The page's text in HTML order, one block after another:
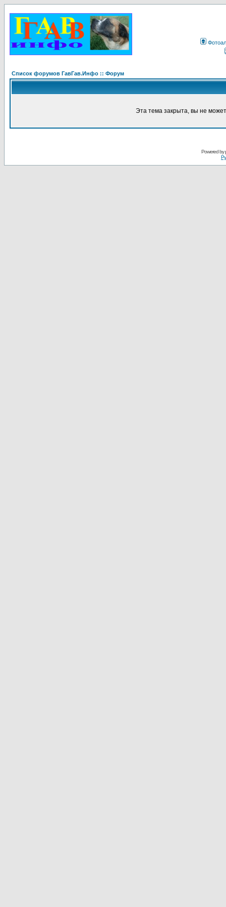
Список форумов ГавГав.Инфо :: Форум
Эта тема закрыта, вы не
Powered by